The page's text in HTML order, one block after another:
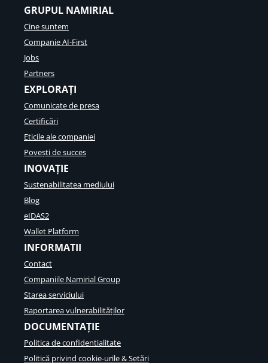
GRUPUL NAMIRIAL
Cine suntem
Companie AI-First
Jobs
Partners
EXPLORAȚI
Comunicate de presa
Certificări
Eticile ale companiei
Povești de succes
INOVAȚIE
Sustenabilitatea mediului
Blog
eIDAS2
Wallet Platform
INFORMATII
Contact
Companiile Namirial Group
Starea serviciului
Raportarea vulnerabilităților
DOCUMENTAȚIE
Politica de confidentialitate
Politică privind cookie-urile & Setări